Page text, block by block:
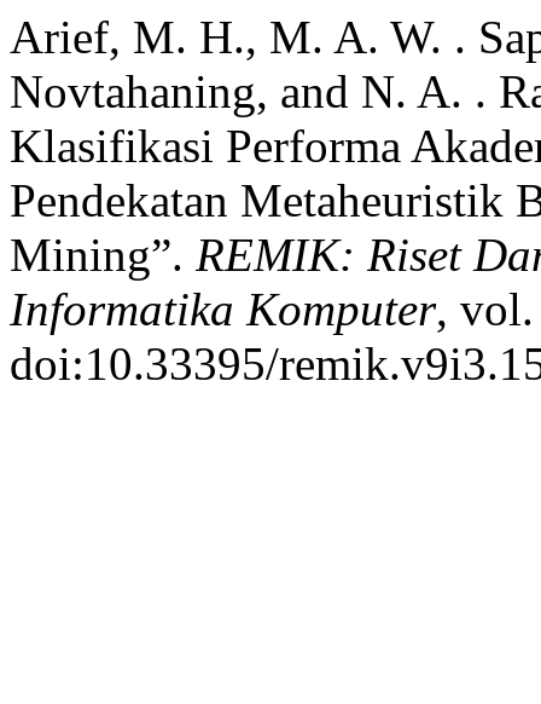
Arief, M. H., M. A. W. .
Novtahaning, and N. A. .
Klasifikasi Performa
Pendekatan Metaheuristik
Mining”. REMIK: Riset
Informatika Komputer, vol.
doi:10.33395/